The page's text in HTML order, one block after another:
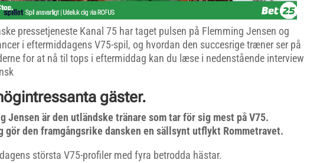
pressetjeneste Kanal 75 har taget pulsen på Flemming Jensen og
i eftermiddagens V75-spil, og hvordan den succesrige træner ser på
for at nå til tops i eftermiddag kan du læse i nedenstående interview
gäster.
Jensen är den utländske tränare som tar för sig mest på V75.
gör den framgångsrike dansken en sällsynt utflykt Rommetravet.
största V75-profiler med fyra betrodda hästar.